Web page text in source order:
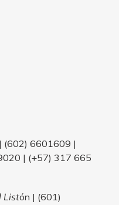
| (602) 6601609 |
| (+57) 317 665
Listón | (601)